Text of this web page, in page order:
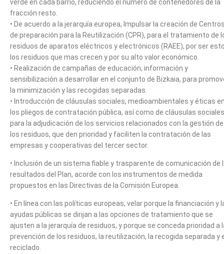
verde en cada barrio, reduciendo el número de contenedores de la
fracción resto.
• De acuerdo a la jerarquía europea, Impulsar la creación de
de preparación para la Reutilización (CPR), para el tratamiento de
residuos de aparatos eléctricos y electrónicos (RAEE), por ser
los residuos que mas crecen y por su alto valor económico.
• Realización de campañas de educación, información y
sensibilización a desarrollar en el conjunto de Bizkaia, para
la minimización y las recogidas separadas.
• Introducción de cláusulas sociales, medioambientales y éticas
los pliegos de contratación pública, así como de cláusulas sociales
para la adjudicación de los servicios relacionados con la gestión de
los residuos, que den prioridad y faciliten la contratación de las
empresas y cooperativas del tercer sector.
• Inclusión de un sistema fiable y trasparente de comunicación de
resultados del Plan, acorde con los instrumentos de medida
propuestos en las Directivas de la Comisión Europea.
• En línea con las políticas europeas, velar porque la financiación y
ayudas públicas se dirijan a las opciones de tratamiento que se
ajusten a la jerarquía de residuos, y porque se conceda prioridad a
prevención de los residuos, la reutilización, la recogida separada y
reciclado.